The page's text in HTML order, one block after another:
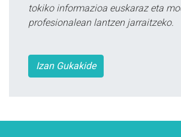
tokiko informazioa euskaraz eta
profesionalean lantzen jarraitzeko.
Izan Gukakide